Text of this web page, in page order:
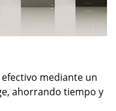
mediante un
ahorrando tiempo y